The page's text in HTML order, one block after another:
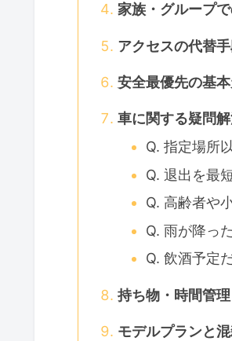
家族・グループ
アクセスの代替
安全最優先の基
車に関する疑問
Q. 指定場所
Q. 退出を最
Q. 高齢者や
Q. 雨が降っ
Q. 飲酒予定
持ち物・時間管
モデルプランと